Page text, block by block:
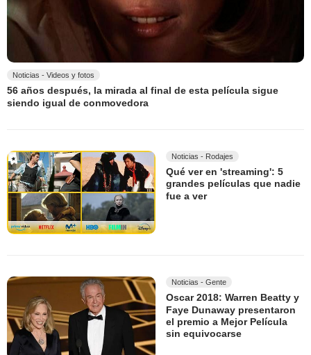
Noticias - Videos y fotos
56 años después, la mirada al final de esta película sigue
siendo igual de conmovedora
Noticias - Rodajes
Qué ver en 'streaming': 5
grandes películas que nadie
fue a ver
Noticias - Gente
Oscar 2018: Warren Beatty y
Faye Dunaway presentaron
el premio a Mejor Película
sin equivocarse